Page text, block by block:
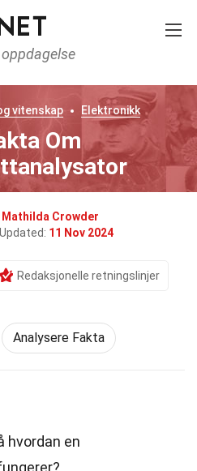
vitenskap Elektronikk
Om
Mathilda Crowder
11 Nov 2024
Redaksjonelle retningslinjer
Analysere Fakta
hvordan en